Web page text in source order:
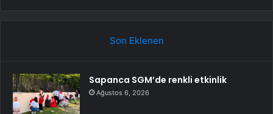
Son Eklenen
Sapanca SGM’de renkli etkinlik
Ağustos 6, 2026